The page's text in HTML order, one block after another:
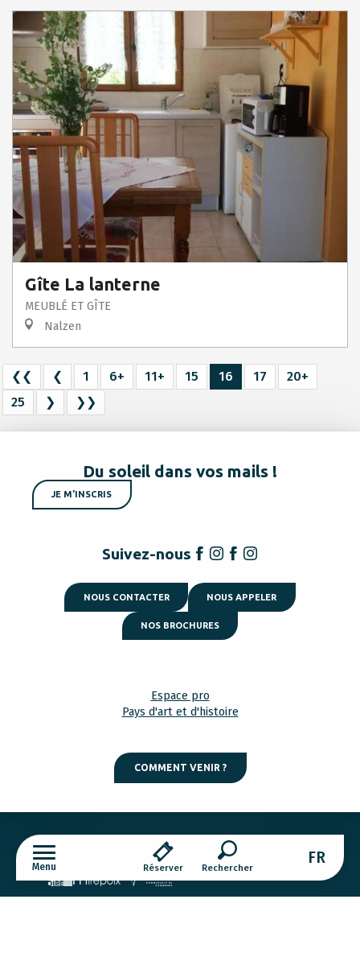
Menu Réserver
Recherche
FR
Gîte La lanterne
MEUBLÉ ET GÎTE
Nalzen
❮❮ ❮ 1 6+ 11+ 15 16 17
20+
25
❯ ❯❯
Du soleil dans vos mails !
JE M'INSCRIS
Suivez-nous
NOUS CONTACTER NOUS APPELER
NOS BROCHURES
Espace pro
Pays d'art et d'histoire
COMMENT VENIR ?
Mentions légales Gestion des cookies